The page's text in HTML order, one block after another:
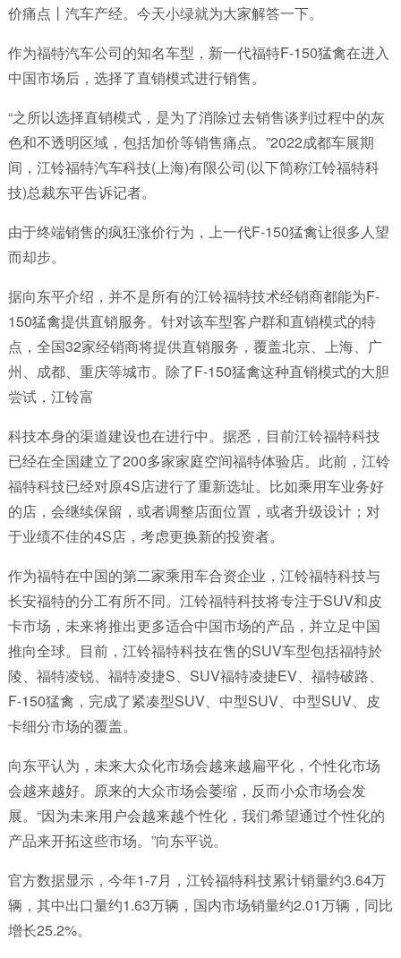
价痛点丨汽车产经。今天小绿就为大家解答一下。
作为福特汽车公司的知名车型，新一代福特F-150猛禽在进入
中国市场后，选择了直销模式进行销售。
“之所以选择直销模式，是为了消除过去销售谈判过程中的灰
色和不透明区域，包括加价等销售痛点。”2022成都车展期
间，江铃福特汽车科技(上海)有限公司(以下简称江铃福特科
技)总裁东平告诉记者。
由于终端销售的疯狂涨价行为，上一代F-150猛禽让很多人望
而却步。
据向东平介绍，并不是所有的江铃福特技术经销商都能为F-
150猛禽提供直销服务。针对该车型客户群和直销模式的特
点，全国32家经销商将提供直销服务，覆盖北京、上海、广
州、成都、重庆等城市。除了F-150猛禽这种直销模式的大胆
尝试，江铃富
科技本身的渠道建设也在进行中。据悉，目前江铃福特科技
已经在全国建立了200多家家庭空间福特体验店。此前，江铃
福特科技已经对原4S店进行了重新选址。比如乘用车业务好
的店，会继续保留，或者调整店面位置，或者升级设计；对
于业绩不佳的4S店，考虑更换新的投资者。
作为福特在中国的第二家乘用车合资企业，江铃福特科技与
长安福特的分工有所不同。江铃福特科技将专注于SUV和皮
卡市场，未来将推出更多适合中国市场的产品，并立足中国
推向全球。目前，江铃福特科技在售的SUV车型包括福特於
陵、福特凌锐、福特凌捷S、SUV福特凌捷EV、福特破路、
F-150猛禽，完成了紧凑型SUV、中型SUV、中型SUV、皮
卡细分市场的覆盖。
向东平认为，未来大众化市场会越来越扁平化，个性化市场
会越来越好。原来的大众市场会萎缩，反而小众市场会发
展。“因为未来用户会越来越个性化，我们希望通过个性化的
产品来开拓这些市场。”向东平说。
官方数据显示，今年1-7月，江铃福特科技累计销量约3.64万
辆，其中出口量约1.63万辆，国内市场销量约2.01万辆，同比
增长25.2%。